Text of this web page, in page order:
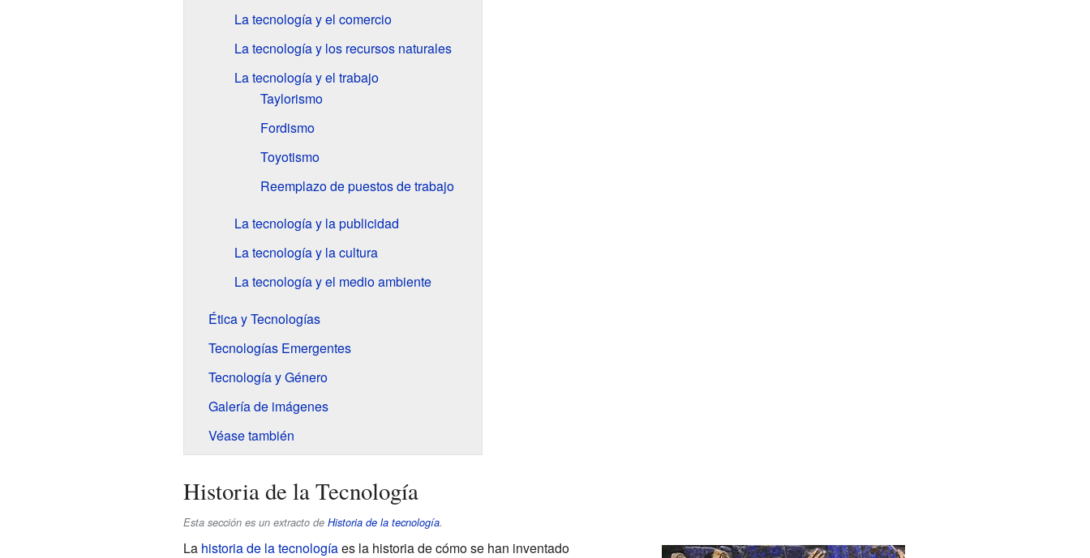
La tecnología y el comercio
La tecnología y los recursos naturales
La tecnología y el trabajo
Taylorismo
Fordismo
Toyotismo
Reemplazo de puestos de trabajo
La tecnología y la publicidad
La tecnología y la cultura
La tecnología y el medio ambiente
Ética y Tecnologías
Tecnologías Emergentes
Tecnología y Género
Galería de imágenes
Véase también
Historia de la Tecnología
Esta sección es un extracto de Historia de la tecnología.
La historia de la tecnologíaes la historia de cómo se han inventado